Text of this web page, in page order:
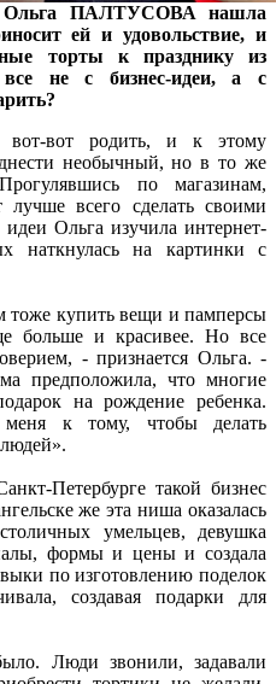
Ольга ПАЛТУСОВА нашла
ей и удовольствие, и
торты к празднику из
не с бизнес-идеи, а с
вот-вот родить, и к этому
необычный, но в то же
по магазинам,
лучше всего сделать своими
Ольга изучила интернет-
наткнулась на картинки с
тоже купить вещи и памперсы
больше и красивее. Но все
- признается Ольга. -
предположила, что многие
на рождение ребенка.
к тому, чтобы делать
Петербурге такой бизнес
же эта ниша оказалась
умельцев, девушка
формы и цены и создала
по изготовлению поделок
создавая подарки для
Люди звонили, задавали